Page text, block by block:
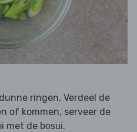
ringen. Verdeel de
of kommen, serveer de
met de bosui.